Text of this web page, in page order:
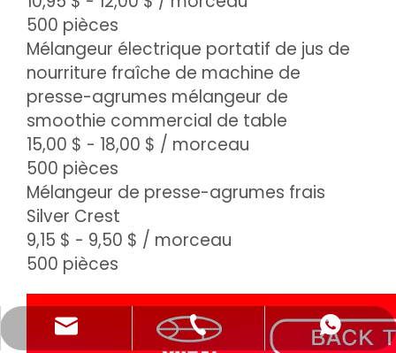
500 pièces
Mélangeur électrique portatif de jus de
nourriture fraîche de machine de
presse-agrumes mélangeur de
smoothie commercial de table
15,00 $ - 18,00 $ / morceau
500 pièces
Mélangeur de presse-agrumes frais
Silver Crest
9,15 $ - 9,50 $ / morceau
500 pièces
katy@jmhomemaster.com
+86-750-3318790
WhatsApp